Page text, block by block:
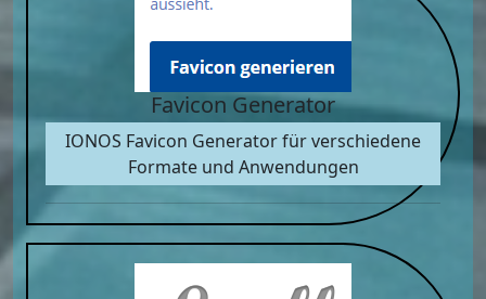
Favicon Generator
IONOS Favicon Generator für verschiedene
Formate und Anwendungen